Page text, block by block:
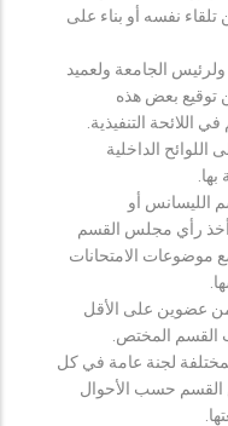
نفسه أو بناء على
الجامعة ولعميد
توقيع بعض هذه
اللائحة التنفيذية.
اللوائح الداخلية
الليسانس أو
أخذ رأي مجلس القسم
موضوعات الامتحانات
عضوين على الأقل
القسم المختص.
لجنة عامة في كل
القسم حسب الأحوال